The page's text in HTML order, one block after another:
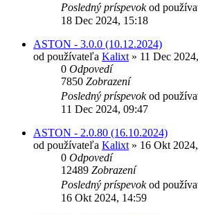
Posledný príspevokod
18 Dec 2024, 15:18
ASTON - 3.0.0 (10.12.2024)
od používateľa Kalixt » 11 Dec
0 Odpovedí
7850 Zobrazení
Posledný príspevokod
11 Dec 2024, 09:47
ASTON - 2.0.80 (16.10.2024)
od používateľa Kalixt » 16 Okt
0 Odpovedí
12489 Zobrazení
Posledný príspevokod
16 Okt 2024, 14:59